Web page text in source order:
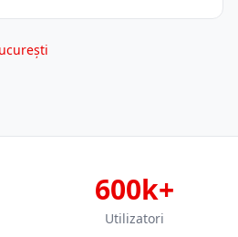
600k+
Utilizatori